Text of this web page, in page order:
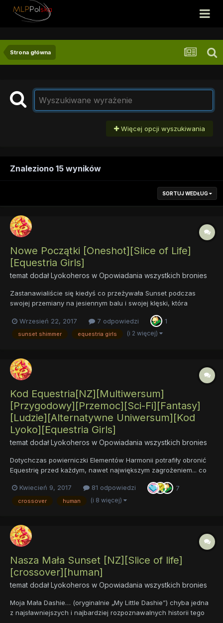
Strona główna
Więcej opcji wyszukiwania
Znaleziono 15 wyników
SORTUJ WEDŁUG
Nowe Początki [Oneshot][Slice of Life]
[Equestria Girls]
temat dodałLyokoheros w Opowiadania wszystkich bronies
Zastanawialiście się kiedyś co przeżywała Sunset podczas
swojej przemiany na jesiennym balu i swojej klęski, która
nowej życiowej drogi? Nad tym, co działo się z nią w czasie i po
jesiennym balu oraz jakie właściwie były jej początki...
Wrzesień 22, 2017 7 odpowiedzi 1
sunset shimmer equestria girls (i 2 więcej)
Kod Equestria[NZ][Multiwersum]
[Przygodowy][Przemoc][Sci-Fi][Fantasy]
[Ludzie][Alternatywne Uniwersum][Kod
Lyoko][Equestria Girls]
temat dodałLyokoheros w Opowiadania wszystkich bronies
Dotychczas powierniczki Elementów Harmonii potrafiły obronić
Equestrię przed każdym, nawet największym zagrożeniem... co
się stanie, gdy pod postacią alikorna pojawi się program
sztucznej inteligencji z innego świata. Skryty w cieni...
Kwiecień 9, 2017 81 odpowiedzi 7
crossover human (i 8 więcej)
Nasza Mała Sunset [NZ][Slice of life]
[crossover][human]
temat dodałLyokoheros w Opowiadania wszystkich bronies
Moja Mała Dashie… (oryginalnie „My Little Dashie”) chyba jedna
z najsławniejszych i najbardziej rozpoznawalnych historii tego